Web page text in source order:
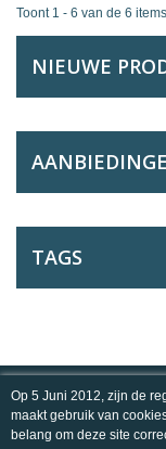
Toont 1 - 6 van de 6 items
NIEUWE
TAGS
MIJN ACCOUNT
Op 5 Juni 2012, zijn de
maakt gebruik van
belang om deze site